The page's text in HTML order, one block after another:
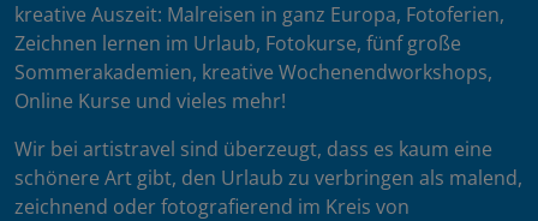
kreative Auszeit: Malreisen in ganz Europa, Fotoferien,
Zeichnen lernen im Urlaub, Fotokurse, fünf große
Sommerakademien, kreative Wochenendworkshops,
Online Kurse und vieles mehr!
Wir bei artistravel sind überzeugt, dass es kaum eine
schönere Art gibt, den Urlaub zu verbringen als malend,
zeichnend oder fotografierend im Kreis von